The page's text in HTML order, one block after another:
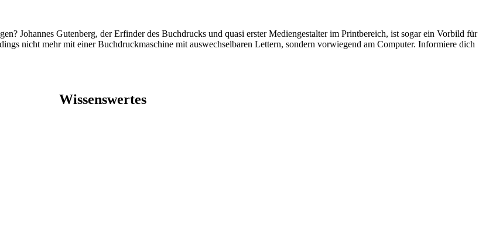
Johannes Gutenberg, der Erfinder des Buchdrucks und quasi erster Mediengestalter im Printbereich, ist sogar ein Vorbild für
nicht mehr mit einer Buchdruckmaschine mit auswechselbaren Lettern, sondern vorwiegend am Computer. Informiere dich
Wissenswertes